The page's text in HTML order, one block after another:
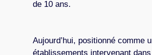
de 10 ans.
Aujourd’hui, positionné comme
établissements intervenant